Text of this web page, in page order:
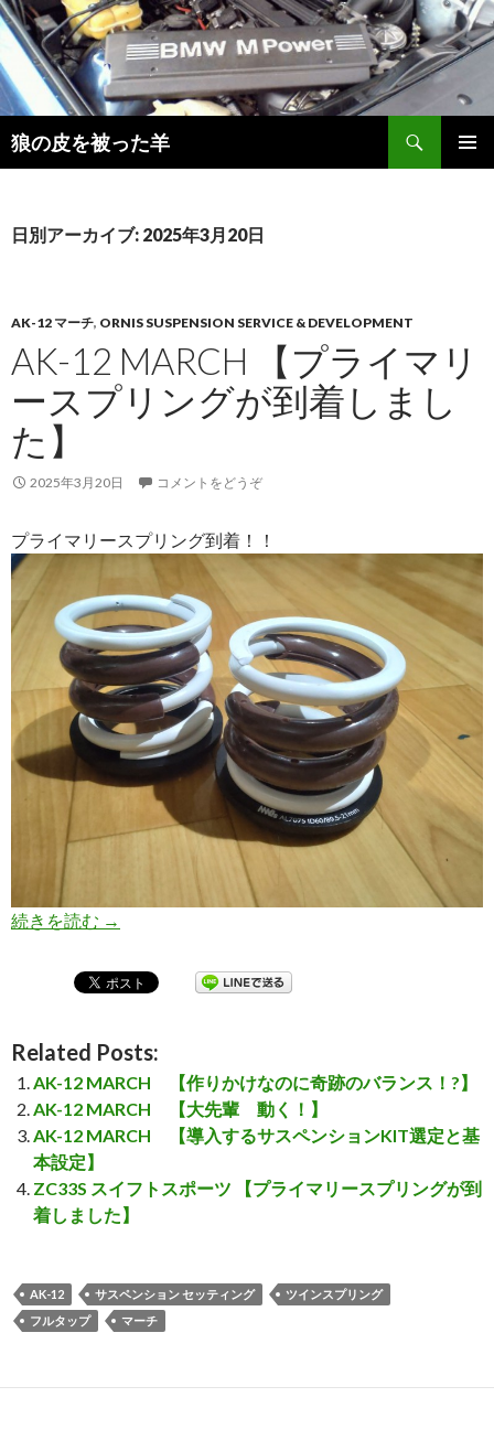
狼の皮を被った羊
検
索
ン
動
日別アーカイブ: 2025年3月20日
AK-12 マーチ, ORNIS SUSPENSION SERVICE & DEVELOPMENT
AK-12 MARCH 【プライマリ
ースプリングが到着しまし
た】
2025年3月20日 コメントをどうぞ
プライマリースプリング到着！！
続きを読む AK-12 MARCH 【プライマリースプリングが到
→
Related Posts:
AK-12 MARCH 【作りかけなのに奇跡のバランス！?】
AK-12 MARCH 【大先輩 動く！】
AK-12 MARCH 【導入するサスペンションKIT選定と基
本設定】
ZC33S スイフトスポーツ 【プライマリースプリングが到
着しました】
AK-12 サスペンション セッティング
ツインスプリング
フルタップ
マーチ